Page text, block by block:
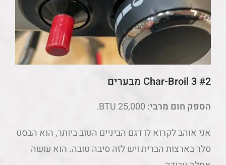
#2 Char-Broil3 מבערים
הספק חום מרבי: 25,000 BTU.
אני אוהב לקרוא לו דגם הביניים הטוב ביותר, הוא הבסט
סלר בארצות הברית ויש לזה סיבה טובה. הוא עושה